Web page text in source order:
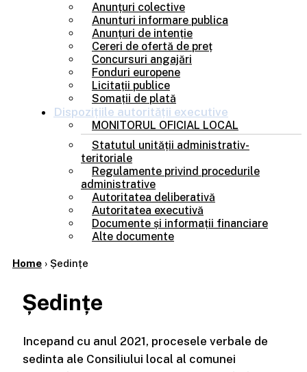
Anunțuri colective
Anunturi informare publica
Anunțuri de intenție
Cereri de ofertă de preț
Concursuri angajări
Fonduri europene
Licitații publice
Somații de plată
Dispozițiile autorității executive
MONITORUL OFICIAL LOCAL
Statutul unității administrativ-
teritoriale
Regulamente privind procedurile
administrative
Autoritatea deliberativă
Autoritatea executivă
Documente și informații financiare
Alte documente
Home › Ședințe
Ședințe
Incepand cu anul 2021, procesele verbale de
sedinta ale Consiliului local al comunei